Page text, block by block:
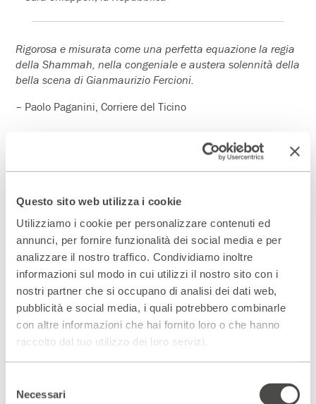
Questo sito web utilizza i cookie
Utilizziamo i cookie per personalizzare contenuti ed
annunci, per fornire funzionalità dei social media e per
analizzare il nostro traffico. Condividiamo inoltre
informazioni sul modo in cui utilizzi il nostro sito con i
nostri partner che si occupano di analisi dei dati web,
pubblicità e social media, i quali potrebbero combinarle
con altre informazioni che hai fornito loro o che hanno
raccolto dal tuo utilizzo dei loro servizi.
delNecessari
Rigorosa e misurata come una perfetta equazione la regia
della Shammah, nella congeniale e austera solennità della
bella scena di Gianmaurizio Fercioni.
– Paolo Paganini, Corriere del Ticino